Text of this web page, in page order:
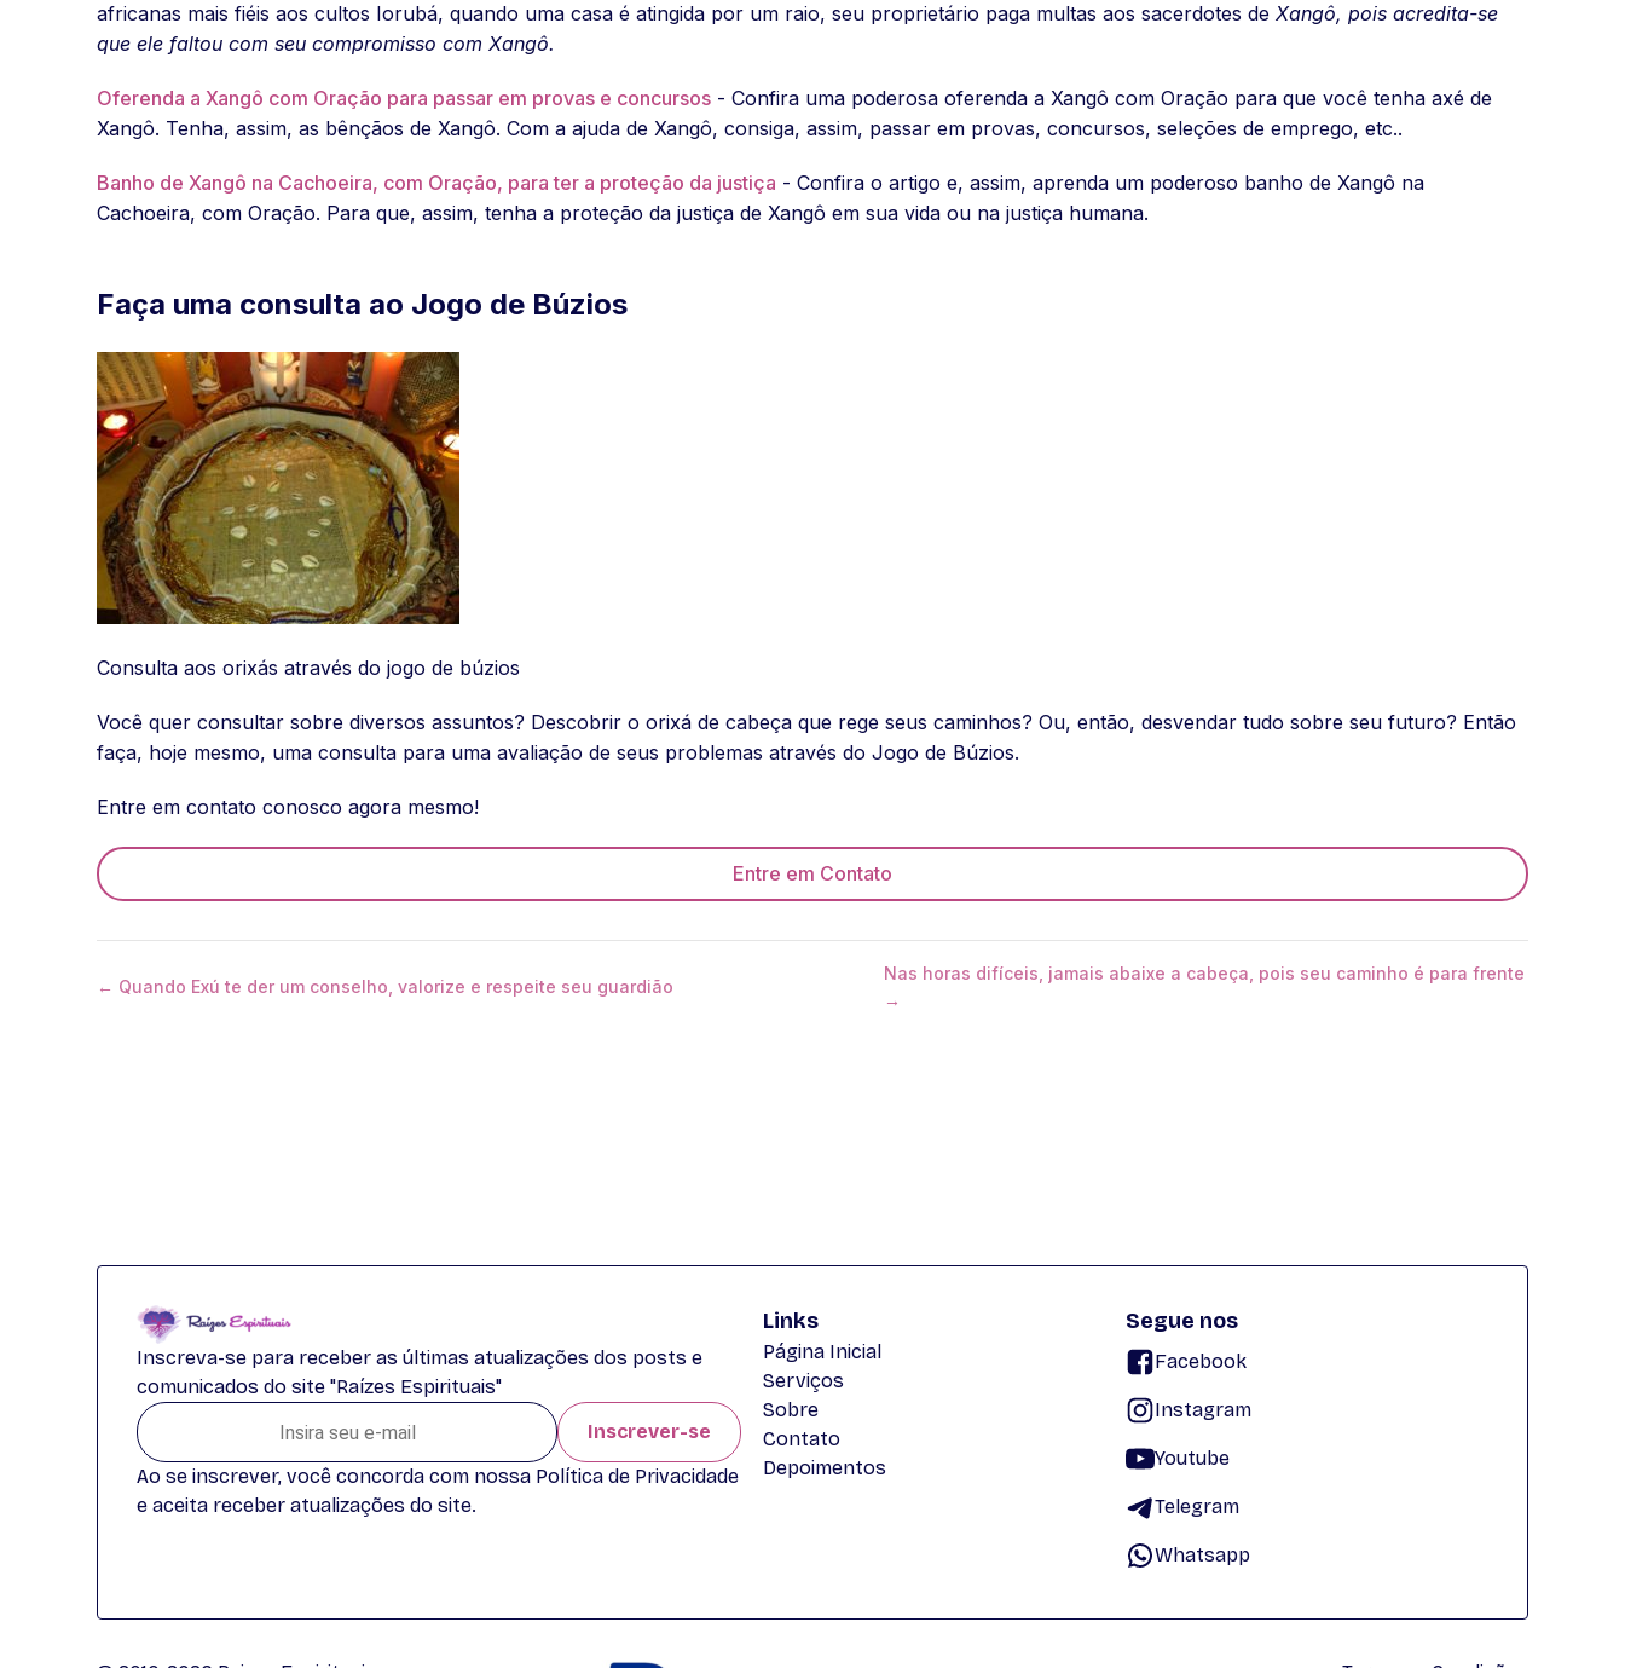
africanas mais fiéis aos cultos Iorubá, quando uma casa é atingida por um raio, seu proprietário paga multas aos sacerdotes de Xangô, pois acredita-se
que ele faltou com seu compromisso com Xangô.
Oferenda a Xangô com Oração para passar em provas e concursos - Confira uma poderosa oferenda a Xangô com Oração para que você tenha axé de
Xangô. Tenha, assim, as bênçãos de Xangô. Com a ajuda de Xangô, consiga, assim, passar em provas, concursos, seleções de emprego, etc..
Banho de Xangô na Cachoeira, com Oração, para ter a proteção da justiça - Confira o artigo e, assim, aprenda um poderoso banho de Xangô na
Cachoeira, com Oração. Para que, assim, tenha a proteção da justiça de Xangô em sua vida ou na justiça humana.
Faça uma consulta ao Jogo de Búzios
Consulta aos orixás através do jogo de búzios
Você quer consultar sobre diversos assuntos? Descobrir o orixá de cabeça que rege seus caminhos? Ou, então, desvendar tudo sobre seu futuro? Então
faça, hoje mesmo, uma consulta para uma avaliação de seus problemas através do Jogo de Búzios.
Entre em contato conosco agora mesmo!
Entre em Contato
← Quando Exú te der um conselho, valorize e respeite seu guardião
Nas horas difíceis, jamais abaixe a cabeça, pois seu caminho é para frente
→
Inscreva-se para receber as últimas atualizações dos posts e
comunicados do site "Raízes Espirituais"
Inscrever-se
Ao se inscrever, você concorda com nossa Política de Privacidade
e aceita receber atualizações do site.
Links
Página Inicial
Serviços
Sobre
Contato
Depoimentos
Segue nos
Facebook
Instagram
Youtube
Telegram
Whatsapp